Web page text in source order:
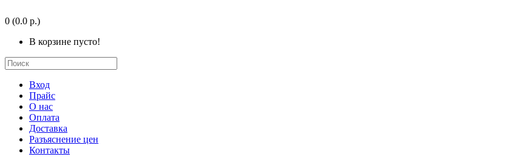
0 (0.0 р.)
В корзине пусто!
Вход
Прайс
О нас
Оплата
Доставка
Разъяснение цен
Контакты